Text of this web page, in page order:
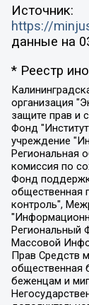
Источник:
https://
данные на
* Реестр
Калининградская региональная общественная организация "Экозащита!-Женсовет", Фонд содействия защите прав и свобод граждан "Общественный вердикт", Фонд "Институт Развития Свободы Информации", Частное учреждение "Информационное агентство МЕМО. РУ", Региональная общественная организация "Общественная комиссия по сохранению наследия академика Сахарова", Фонд поддержки свободы прессы, Санкт-Петербургская общественная правозащитная организация "Гражданский контроль", Межрегиональная общественная организация "Информационно-просветительский центр "Мемориал", Региональный Фонд "Центр Защиты Прав Средств Массовой Информации", с 05.12.2023 Фонд "Центр Защиты Прав Средств массовой информации", Региональная общественная благотворительная организация помощи беженцам и мигрантам "Гражданское содействие", Негосударственное образовательное учреждение дополнительного профессионального образования (повышение квалификации) специалистов "АКАДЕМИЯ ПО ПРАВАМ ЧЕЛОВЕКА", Свердловская региональная общественная организация "Сутяжник", Автономная некоммерческая организация "Центр независимых социологических исследований", Союз общественных объединений "Российский исследовательский центр по правам человека", Региональное общественное учреждение научно-информационный центр "МЕМОРИАЛ", Некоммерческая организация "Фонд защиты гласности", Автономная некоммерческая организация "Институт прав человека", Городская общественная организация "Екатеринбургское общество "МЕМОРИАЛ", Городская общественная организация "Рязанское историко-просветительское и правозащитное общество "Мемориал" (Рязанский Мемориал), Челябинский региональный орган общественной самодеятельности – женское общественное объединение "Женщины Евразии", Челябинский региональный орган общественной самодеятельности "Уральская правозащитная группа", Фонд содействия защите здоровья и социальной справедливости имени Андрея Рылькова, Автономная Некоммерческая Организация "Аналитический Центр Юрия Левады", Автономная некоммерческая организация социальной поддержки населения "Проект Апрель", Региональная общественная организация помощи женщинам и детям, находящимся в кризисной ситуации "Информационно-методический центр "Анна", Фонд содействия развитию массовых коммуникаций и правовому просвещению "Так-так-Так", Фонд содействия устойчивому развитию "Серебряная тайга", Свердловский региональный общественный фонд социальных проектов "Новое время", "Idel.Реалии", Кавказ.Реалии, Крым.Реалии, Телеканал Настоящее Время, Татаро-башкирская служба Радио Свобода (Azatliq Radiosi), Радио Свободная Европа/Радио Свобода (PCE/PC), "Сибирь.Реалии", "Фактограф", Благотворительный фонд помощи осужденным и их семьям, Автономная некоммерческая организация "Институт глобализации и социальных движений", Фонд "В защиту прав заключенных", Частное учреждение "Центр поддержки и содействия развитию средств массовой информации", Пензенский региональный общественный благотворительный фонд "Гражданский союз", "Север.Реалии", Некоммерческая организация Фонд "Правовая инициатива", Общество с ограниченной ответственностью "Радио Свободная Европа/Радио Свобода", Чешское информационное агентство "MEDIUM-ORIENT", Красноярская региональная